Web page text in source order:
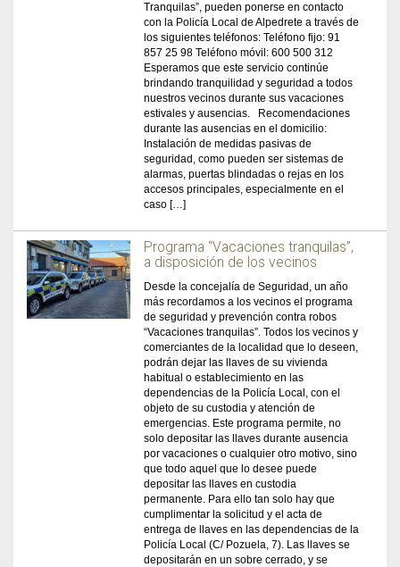
Tranquilas”, pueden ponerse en contacto
con la Policía Local de Alpedrete a través de
los siguientes teléfonos: Teléfono fijo: 91
857 25 98 Teléfono móvil: 600 500 312
Esperamos que este servicio continúe
brindando tranquilidad y seguridad a todos
nuestros vecinos durante sus vacaciones
estivales y ausencias. Recomendaciones
durante las ausencias en el domicilio:
Instalación de medidas pasivas de
seguridad, como pueden ser sistemas de
alarmas, puertas blindadas o rejas en los
accesos principales, especialmente en el
caso […]
Programa “Vacaciones tranquilas”,
a disposición de los vecinos
Desde la concejalía de Seguridad, un año
más recordamos a los vecinos el programa
de seguridad y prevención contra robos
“Vacaciones tranquilas”. Todos los vecinos y
comerciantes de la localidad que lo deseen,
podrán dejar las llaves de su vivienda
habitual o establecimiento en las
dependencias de la Policía Local, con el
objeto de su custodia y atención de
emergencias. Este programa permite, no
solo depositar las llaves durante ausencia
por vacaciones o cualquier otro motivo, sino
que todo aquel que lo desee puede
depositar las llaves en custodia
permanente. Para ello tan solo hay que
cumplimentar la solicitud y el acta de
entrega de llaves en las dependencias de la
Policía Local (C/ Pozuela, 7). Las llaves se
depositarán en un sobre cerrado, y se